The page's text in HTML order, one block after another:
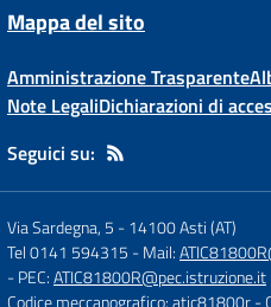
Mappa del sito
Amministrazione Trasparente
Note LegaliDichiarazioni di
Seguici su:
Via Sardegna, 5 -14100 Asti (AT)
Tel 0141 594315 - Mail:
- PEC:ATIC81800R@pec.istruzione.it
Codice meccanografico: atic81800r-